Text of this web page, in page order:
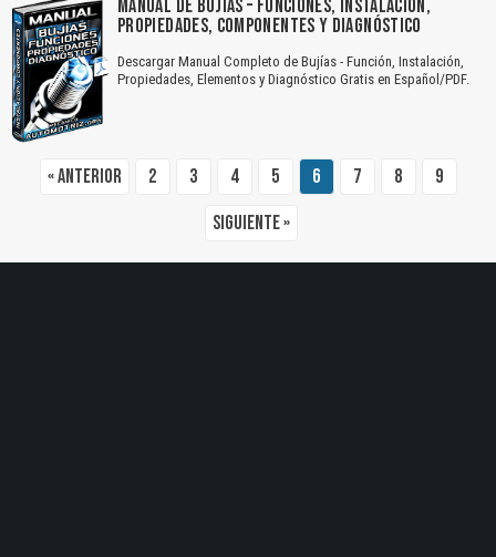
MANUAL DE BUJÍAS – FUNCIONES, INSTALACIÓN,
PROPIEDADES, COMPONENTES Y DIAGNÓSTICO
Descargar Manual Completo de Bujías - Función, Instalación,
Propiedades, Elementos y Diagnóstico Gratis en Español/PDF.
« Anterior 2 3 4 5 6 7 8
9
Siguiente »
El Título es incorrecto según el contenido.
No carga o no se visualiza el contenido.